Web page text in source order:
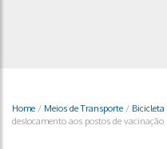
Home / Meios de Transporte / Bicicleta
deslocamento aos postos de vacinação